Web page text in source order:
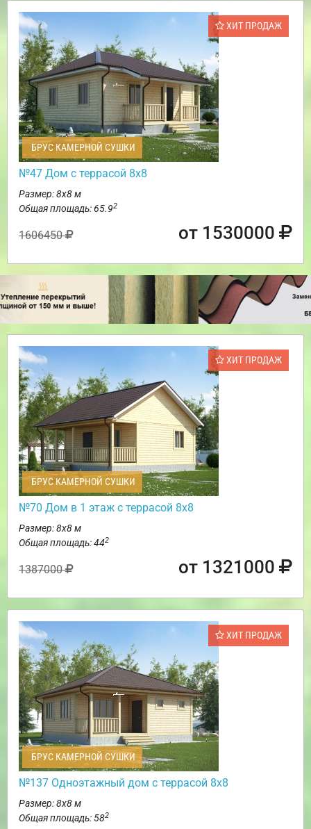
ХИТ ПРОДАЖ
БРУС КАМЕРНОЙ СУШКИ
№47 Дом с террасой 8х8
Размер: 8х8 м
Общая площадь: 65.92
1606450 от 1530000
ХИТ ПРОДАЖ
БРУС КАМЕРНОЙ СУШКИ
№70 Дом в 1 этаж с террасой 8х8
Размер: 8х8 м
Общая площадь: 442
1387000 от 1321000
ХИТ ПРОДАЖ
БРУС КАМЕРНОЙ СУШКИ
№137 Одноэтажный дом с террасой 8х8
Размер: 8х8 м
Общая площадь: 582